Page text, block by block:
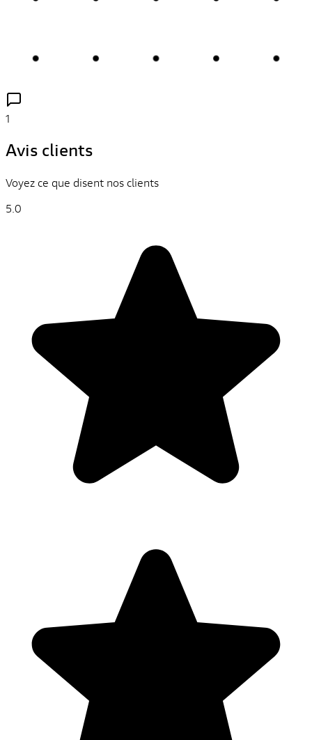
1
Avis clients
Voyez ce que disent nos clients
5.0